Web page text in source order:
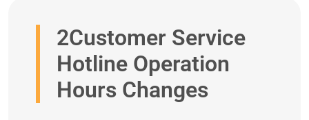
2Customer Service
Hotline Operation
Hours Changes